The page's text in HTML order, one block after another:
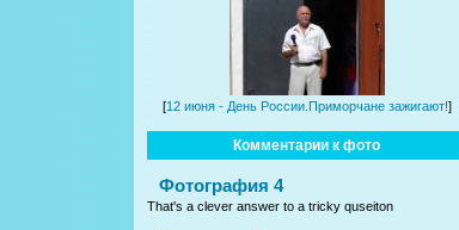
[12 июня - День России.Приморчане зажигают!]
Комментарии к фото
Фотография 4
That's a clever answer to a tricky quseiton